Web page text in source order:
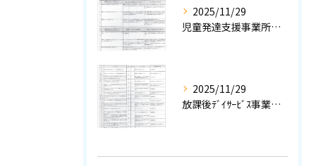
2025/11/29
児童発達支援事業所における自己評価結果①
2025/11/29
放課後ﾃﾞｲｻｰﾋﾞｽ事業所評価における自己評価結果②